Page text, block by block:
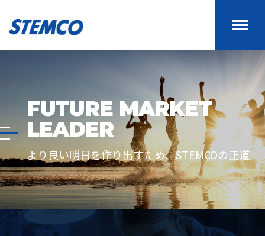
FUTURE MARKET
LEADER
より良い明日を作り出すため、STEMCOの正道